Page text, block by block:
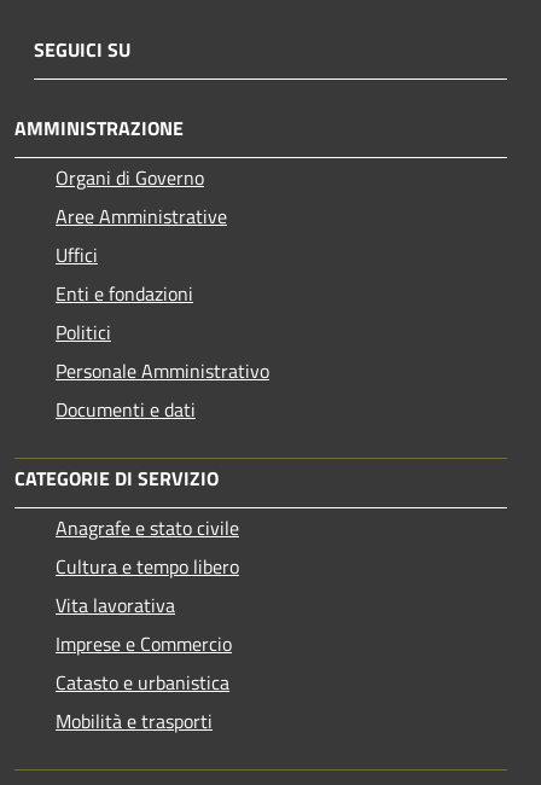
SEGUICI SU
AMMINISTRAZIONE
Organi di Governo
Aree Amministrative
Uffici
Enti e fondazioni
Politici
Personale Amministrativo
Documenti e dati
CATEGORIE DI SERVIZIO
Anagrafe e stato civile
Cultura e tempo libero
Vita lavorativa
Imprese e Commercio
Catasto e urbanistica
Mobilità e trasporti